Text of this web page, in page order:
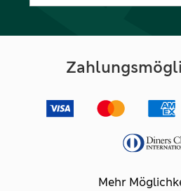
Mehr